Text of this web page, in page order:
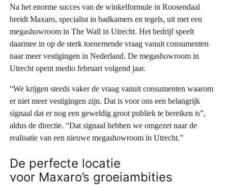
Na het enorme succes van de winkelformule in Roosendaal
breidt Maxaro, specialist in badkamers en tegels, uit met een
megashowroom in The Wall in Utrecht. Het bedrijf speelt
daarmee in op de sterk toenemende vraag vanuit consumenten
naar meer vestigingen in Nederland. De megashowroom in
Utrecht opent medio februari volgend jaar.
“We krijgen steeds vaker de vraag vanuit consumenten waarom
er niet meer vestigingen zijn. Dat is voor ons een belangrijk
signaal dat er nog een geweldig groot publiek te bereiken is”,
aldus de directie. “Dat signaal hebben we omgezet naar de
realisatie van een nieuwe megashowroom in Utrecht.”
De perfecte locatie
voor Maxaro’s groeiambities